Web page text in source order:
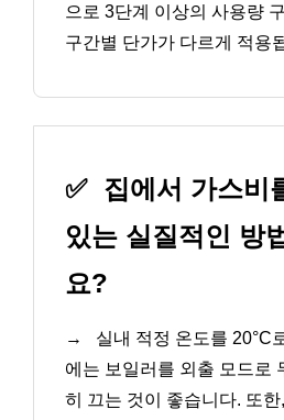
으로 3단계 이상의 사용량
구간별 단가가 다르게 적용
✅ 집에서 가스비
있는 실질적인 방
요?
→
실내 적정 온도를 20°C
에는 보일러를 외출 모드로
히 끄는 것이 좋습니다. 또